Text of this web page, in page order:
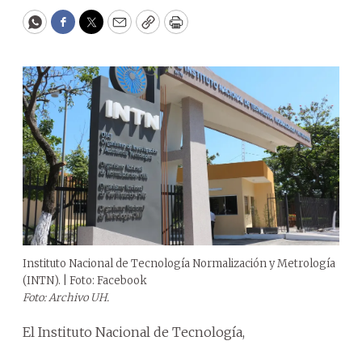
WhatsApp
Facebook
Twitter
EmailCopyPrint
Instituto Nacional de Tecnología Normalización y Metrología
(INTN). | Foto: Facebook
Foto: Archivo UH.
El Instituto Nacional de Tecnología,